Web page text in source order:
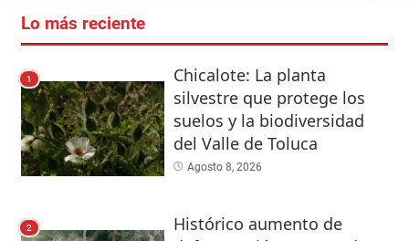
Lo más reciente
1
Chicalote: La planta
silvestre que protege los
suelos y la biodiversidad
del Valle de Toluca
Agosto 8, 2026
2
Histórico aumento de